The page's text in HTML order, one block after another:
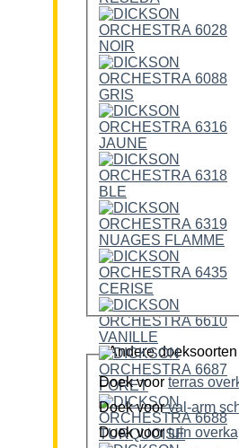
Andere doeksoorten
Doek voor terras
Doek voor
val-
Doek voor
tuin